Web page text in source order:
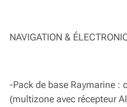
NAVIGATION &
-Pack de base Raymarine :
(multizone avec récepteur